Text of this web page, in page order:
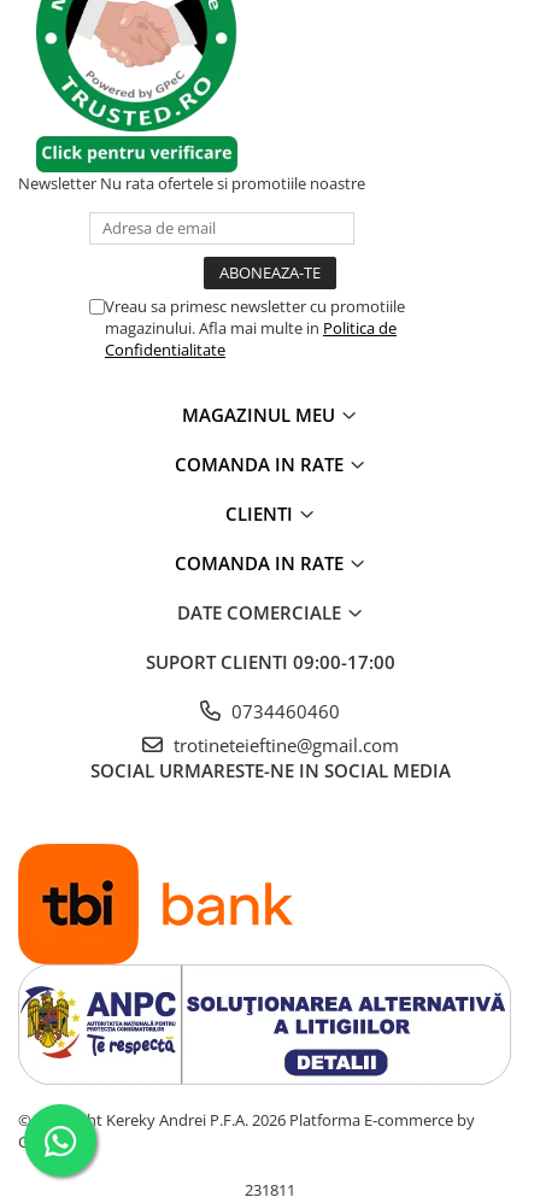
Newsletter Nu rata ofertele si promotiile noastre
Vreau sa primesc newsletter cu promotiile
magazinului. Afla mai multe in Politica de
Confidentialitate
MAGAZINUL MEU
COMANDA IN RATE
CLIENTI
COMANDA IN RATE
DATE COMERCIALE
SUPORT CLIENTI 09:00-17:00
0734460460
trotineteieftine@gmail.com
SOCIAL URMARESTE-NE IN SOCIAL MEDIA
©Copyright Kereky Andrei P.F.A. 2026 Platforma E-commerce by
Gomag
231811